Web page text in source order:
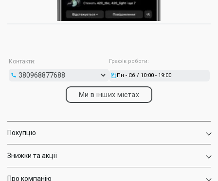
Контакти: Графік роботи:
Пн - Сб / 10:00 - 19:00
Ми в інших містах
Покупцю
Знижки та акції
Про компанію